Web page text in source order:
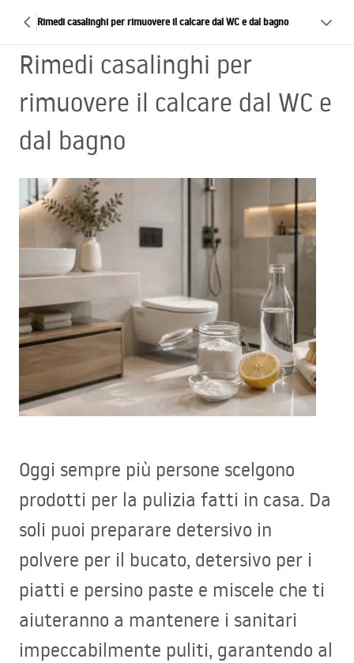
Rimedi casalinghi per rimuovere il calcare dal WC e dal bagno
Rimedi casalinghi per
rimuovere il calcare dal WC e
dal bagno
Oggi sempre più persone scelgono
prodotti per la pulizia fatti in casa. Da
soli puoi preparare detersivo in
polvere per il bucato, detersivo per i
piatti e persino paste e miscele che ti
aiuteranno a mantenere i sanitari
impeccabilmente puliti, garantendo al